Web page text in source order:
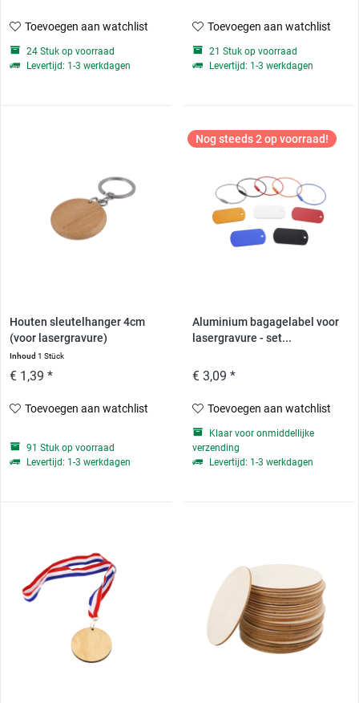
Toevoegen aan watchlist
24 Stuk op voorraad
Levertijd: 1-3 werkdagen
Toevoegen aan watchlist
21 Stuk op voorraad
Levertijd: 1-3 werkdagen
Houten sleutelhanger 4cm
(voor lasergravure)
Inhoud1 Stück
€ 1,39 *
Toevoegen aan watchlist
91 Stuk op voorraad
Levertijd: 1-3 werkdagen
Nog steeds 2 op voorraad!
Aluminium bagagelabel voor
lasergravure - set...
€ 3,09 *
Toevoegen aan watchlist
Klaar voor onmiddellijke
verzending
Levertijd: 1-3 werkdagen